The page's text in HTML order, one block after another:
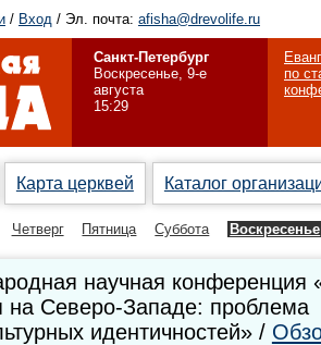
/ Вход / Эл. почта: afisha@drevolife.ru
Санкт-Петербург
Воскресенье, 9-е
августа
15:29
по
Карта церквей Каталог
Четверг Пятница Суббота Воскресенье
научная конференция
на Северо-Западе: проблема
идентичностей» /